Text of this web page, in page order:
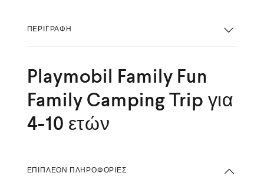
ΠΕΡΙΓΡΑΦΉ
Playmobil Family Fun
Family Camping Trip για
4-10 ετών
ΕΠΙΠΛΈΟΝ ΠΛΗΡΟΦΟΡΊΕΣ